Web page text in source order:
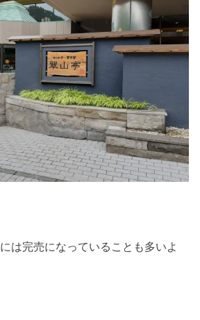
は完売になっていることも多いよ